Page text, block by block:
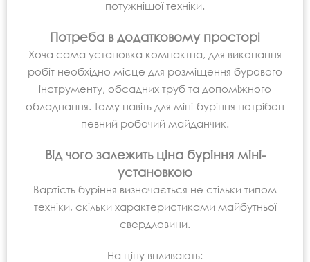
потужнішої техніки.
Потреба в додатковому просторі
Хоча сама установка компактна, для виконання
робіт необхідно місце для розміщення бурового
інструменту, обсадних труб та допоміжного
обладнання. Тому навіть для міні-буріння потрібен
певний робочий майданчик.
Від чого залежить ціна буріння міні-
установкою
Вартість буріння визначається не стільки типом
техніки, скільки характеристиками майбутньої
свердловини.
На ціну впливають: